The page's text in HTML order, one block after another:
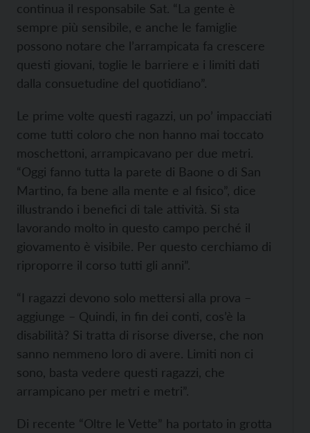
continua il responsabile Sat. “La gente è
sempre più sensibile, e anche le famiglie
possono notare che l’arrampicata fa crescere
questi giovani, toglie le barriere e i limiti dati
dalla consuetudine del quotidiano”.
Le prime volte questi ragazzi, un po’ impacciati
come tutti coloro che non hanno mai toccato
moschettoni, arrampicavano per due metri.
“Oggi fanno tutta la parete di Baone o di San
Martino, fa bene alla mente e al fisico”, dice
illustrando i benefici di tale attività. Si sta
lavorando molto in questo campo perché il
giovamento è visibile. Per questo cerchiamo di
riproporre il corso tutti gli anni”.
“I ragazzi devono solo mettersi alla prova –
aggiunge – Quindi, in fin dei conti, cos’è la
disabilità? Si tratta di risorse diverse, che non
sanno nemmeno loro di avere. Limiti non ci
sono, basta vedere questi ragazzi, che
arrampicano per metri e metri”.
Di recente “Oltre le Vette” ha portato in grotta